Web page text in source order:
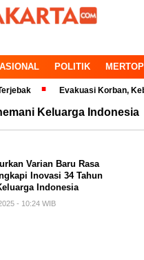
POLITIK
Evakuasi Korban,
Keluarga Indonesia
Varian Baru Rasa
Inovasi 34 Tahun
Indonesia
- 10:24 WIB